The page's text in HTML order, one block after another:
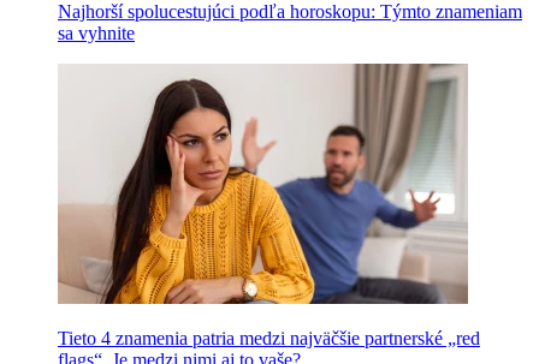
Najhorší spolucestujúci podľa horoskopu: Týmto znameniam
sa vyhnite
Tieto 4 znamenia patria medzi najväčšie partnerské „red
flags“. Je medzi nimi aj to vaše?